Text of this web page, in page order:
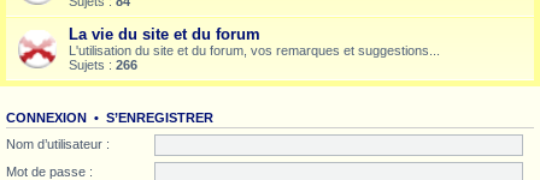
La vie du site et du forum
L'utilisation du site et du forum, vos remarques et suggestions...
Sujets : 266
CONNEXION • S’ENREGISTRER
Nom d’utilisateur :
Mot de passe :